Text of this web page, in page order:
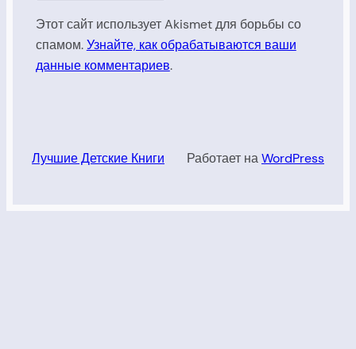
Этот сайт использует Akismet для борьбы со
спамом.Узнайте, как обрабатываются ваши
данные комментариев.
Лучшие Детские Книги Работает наWordPress